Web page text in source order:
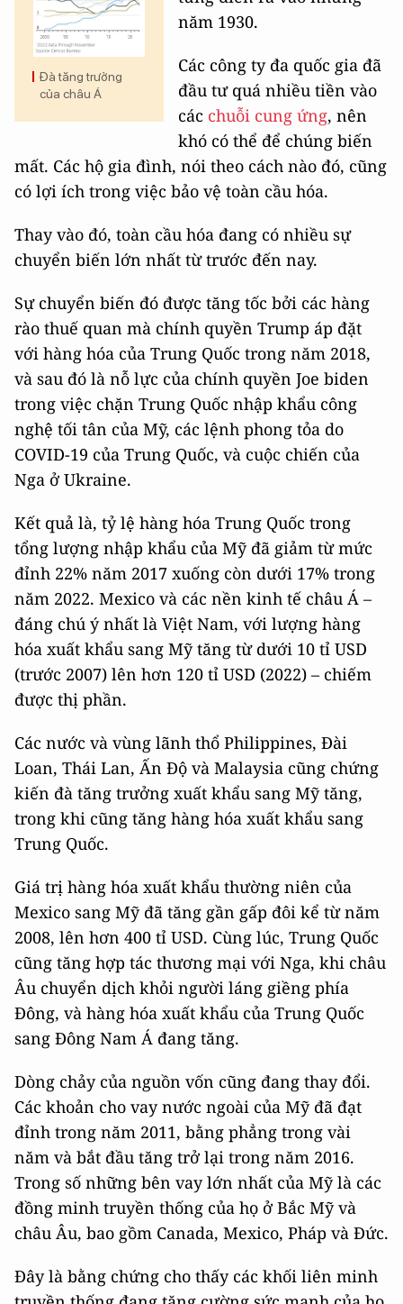
Đà tăng trưởng
của châu Á
năm 1930.
Các công ty đa quốc gia đã
đầu tư quá nhiều tiền vào
các chuỗi cung ứng, nên
khó có thể để chúng biến
mất. Các hộ gia đình, nói theo cách nào đó, cũng
có lợi ích trong việc bảo vệ toàn cầu hóa.
Thay vào đó, toàn cầu hóa đang có nhiều sự
chuyển biến lớn nhất từ trước đến nay.
Sự chuyển biến đó được tăng tốc bởi các hàng
rào thuế quan mà chính quyền Trump áp đặt
với hàng hóa của Trung Quốc trong năm 2018,
và sau đó là nỗ lực của chính quyền Joe biden
trong việc chặn Trung Quốc nhập khẩu công
nghệ tối tân của Mỹ, các lệnh phong tỏa do
COVID-19 của Trung Quốc, và cuộc chiến của
Nga ở Ukraine.
Kết quả là, tỷ lệ hàng hóa Trung Quốc trong
tổng lượng nhập khẩu của Mỹ đã giảm từ mức
đỉnh 22% năm 2017 xuống còn dưới 17% trong
năm 2022. Mexico và các nền kinh tế châu Á –
đáng chú ý nhất là Việt Nam, với lượng hàng
hóa xuất khẩu sang Mỹ tăng từ dưới 10 tỉ USD
(trước 2007) lên hơn 120 tỉ USD (2022) – chiếm
được thị phần.
Các nước và vùng lãnh thổ Philippines, Đài
Loan, Thái Lan, Ấn Độ và Malaysia cũng chứng
kiến đà tăng trưởng xuất khẩu sang Mỹ tăng,
trong khi cũng tăng hàng hóa xuất khẩu sang
Trung Quốc.
Giá trị hàng hóa xuất khẩu thường niên của
Mexico sang Mỹ đã tăng gần gấp đôi kể từ năm
2008, lên hơn 400 tỉ USD. Cùng lúc, Trung Quốc
cũng tăng hợp tác thương mại với Nga, khi châu
Âu chuyển dịch khỏi người láng giềng phía
Đông, và hàng hóa xuất khẩu của Trung Quốc
sang Đông Nam Á đang tăng.
Dòng chảy của nguồn vốn cũng đang thay đổi.
Các khoản cho vay nước ngoài của Mỹ đã đạt
đỉnh trong năm 2011, bằng phẳng trong vài
năm và bắt đầu tăng trở lại trong năm 2016.
Trong số những bên vay lớn nhất của Mỹ là các
đồng minh truyền thống của họ ở Bắc Mỹ và
châu Âu, bao gồm Canada, Mexico, Pháp và Đức.
Đây là bằng chứng cho thấy các khối liên minh